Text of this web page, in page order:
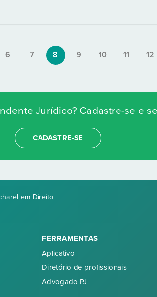
6 7 8 9 10 11 12
Jurídico? Cadastre-se e
CADASTRE-SE
em Direito
FERRAMENTAS
Aplicativo
Diretório de profissionais
Advogado PJ